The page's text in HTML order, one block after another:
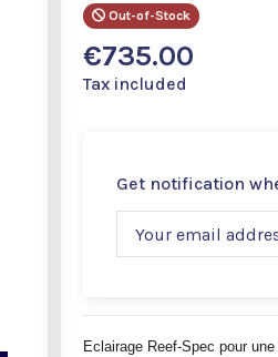
Out-of-Stock
€735.00
Tax included
Get notification
Eclairage Reef-Spec pour